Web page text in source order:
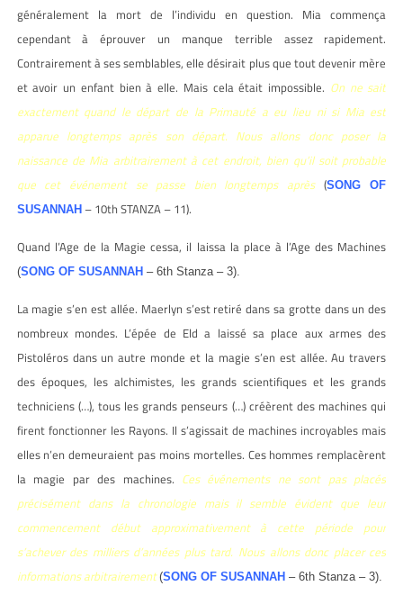
généralement la mort de l’individu en question. Mia commença
cependant à éprouver un manque terrible assez rapidement.
Contrairement à ses semblables, elle désirait plus que tout devenir mère
et avoir un enfant bien à elle. Mais cela était impossible. On ne sait
exactement quand le départ de la Primauté a eu lieu ni si Mia est
apparue longtemps après son départ. Nous allons donc poser la
naissance de Mia arbitrairement à cet endroit, bien qu’il soit probable
que cet événement se passe bien longtemps après (SONG OF
SUSANNAH– 10th STANZA – 11).
Quand l’Age de la Magie cessa, il laissa la place à l’Age des Machines
(SONG OF SUSANNAH – 6th Stanza – 3).
La magie s’en est allée. Maerlyn s’est retiré dans sa grotte dans un des
nombreux mondes. L’épée de Eld a laissé sa place aux armes des
Pistoléros dans un autre monde et la magie s’en est allée. Au travers
des époques, les alchimistes, les grands scientifiques et les grands
techniciens (…), tous les grands penseurs (…) créèrent des machines qui
firent fonctionner les Rayons. Il s’agissait de machines incroyables mais
elles n’en demeuraient pas moins mortelles. Ces hommes remplacèrent
la magie par des machines. Ces événements ne sont pas placés
précisément dans la chronologie mais il semble évident que leur
commencement début approximativement à cette période pour
s’achever des milliers d’années plus tard. Nous allons donc placer ces
informations arbitrairement (SONG OF SUSANNAH – 6th Stanza – 3).